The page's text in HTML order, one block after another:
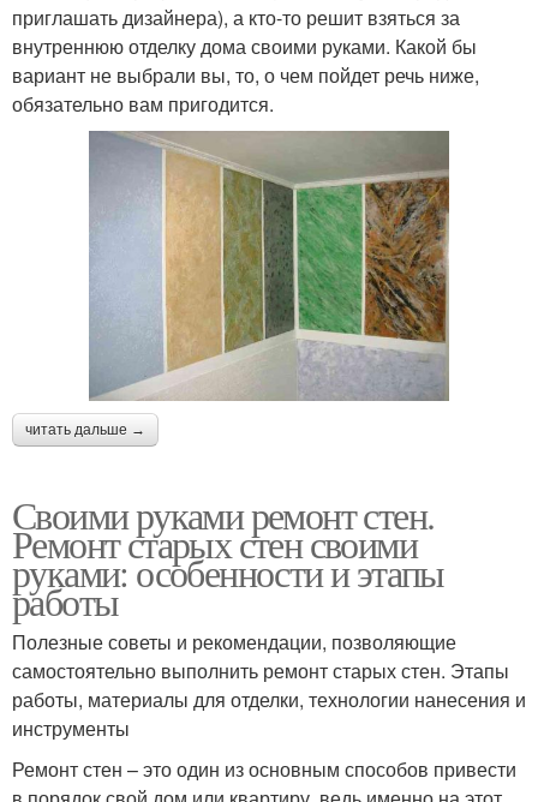
приглашать дизайнера), а кто-то решит взяться за
внутреннюю отделку дома своими руками. Какой бы
вариант не выбрали вы, то, о чем пойдет речь ниже,
обязательно вам пригодится.
читать дальше →
Своими руками ремонт стен.
Ремонт старых стен своими
руками: особенности и этапы
работы
Полезные советы и рекомендации, позволяющие
самостоятельно выполнить ремонт старых стен. Этапы
работы, материалы для отделки, технологии нанесения и
инструменты
Ремонт стен – это один из основным способов привести